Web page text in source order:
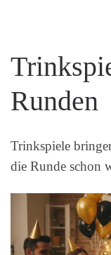
Runden
Trinkspiele
die Runde schon